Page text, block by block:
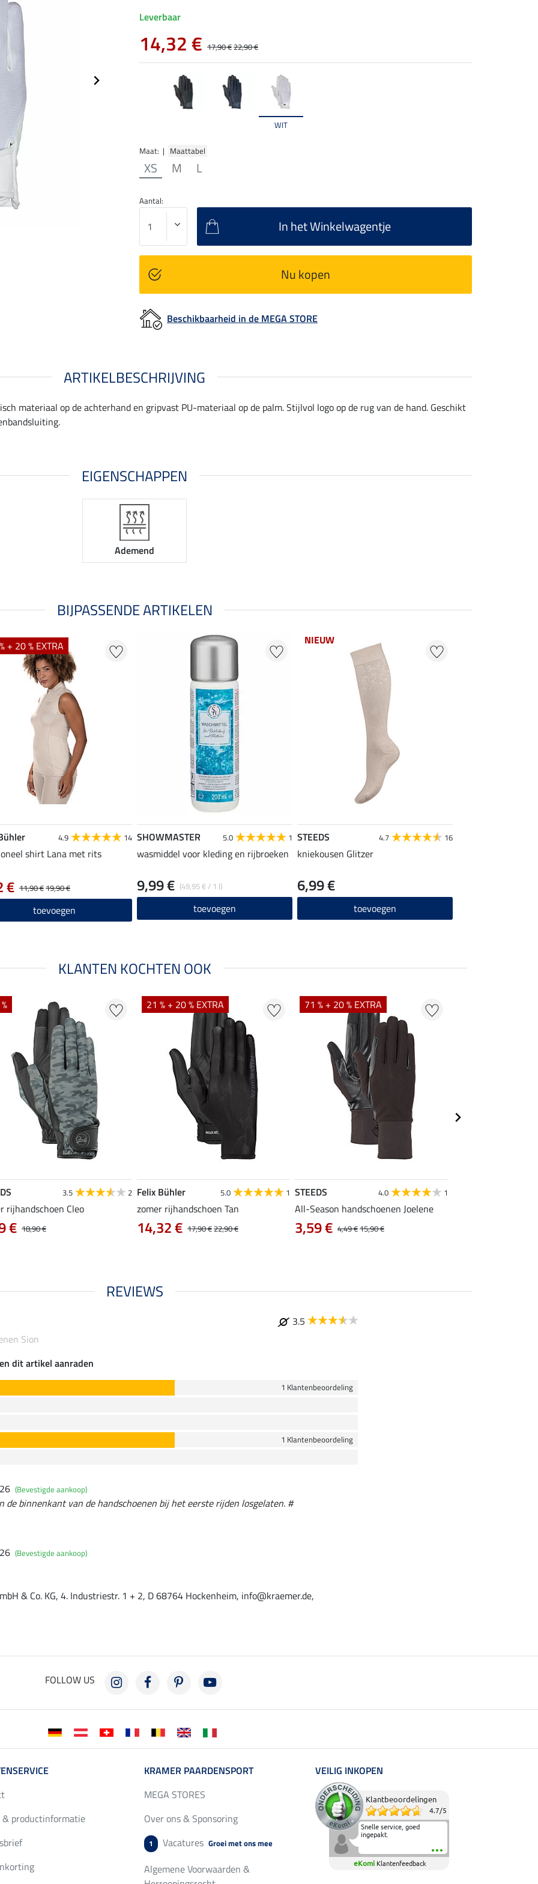
WIT
Maat: | Maattabel
XS M L
Leverbaar
14,32 € 17,90 €22,90 €
Aantal:
In het Winkelwagentje
Nu kopen
Beschikbaarheid in de MEGA STORE
ARTIKELBESCHRIJVING
materiaal op de achterhand en gripvast PU-materiaal op de palm. Stijlvol logo op de rug van de hand. Geschikt
EIGENSCHAPPEN
Ademend
BIJPASSENDE ARTIKELEN
+ 20 % EXTRA
4.9 14
shirt Lana met rits
11,90 €19,90 €
€
toevoegen
SHOWMASTER 5.0 1
wasmiddel voor kleding en rijbroeken
(49,95 € / 1 l)
9,99 €
toevoegen
NIEUW
STEEDS 4.7 16
kniekousen Glitzer
6,99 €
toevoegen
KLANTEN KOCHTEN OOK
3.5 2
rijhandschoen Cleo
18,90 €
€
21 % + 20 % EXTRA
Felix Bühler 5.0 1
zomer rijhandschoen Tan
17,90 €22,90 €
14,32 €
71 % + 20 % EXTRA
STEEDS 4.0 1
All-Season handschoenen Joelene
4,49 €15,90 €
3,59 €
REVIEWS
3.5
Sion
dit artikel aanraden
1 Klantenbeoordeling
1 Klantenbeoordeling
(Bevestigde aankoop)
de binnenkant van de handschoenen bij het eerste rijden losgelaten. #
(Bevestigde aankoop)
& Co. KG, 4. Industriestr. 1 + 2, D 68764 Hockenheim, info@kraemer.de,
FOLLOW US
& productinformatie
KRAMER PAARDENSPORT
MEGA STORES
Over ons & Sponsoring
1 Vacatures Groei met ons mee
Algemene Voorwaarden &
VEILIG INKOPEN
Klantbeoordelingen
4.7/5
Snelle service, goed
ingepakt.
eKomi Klantenfeedback